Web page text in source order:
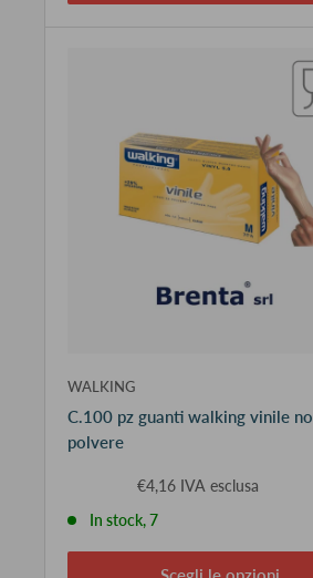
WALKING
C.100 pz guanti walking vinile no
polvere
€4,16 IVA esclusa
In stock, 7